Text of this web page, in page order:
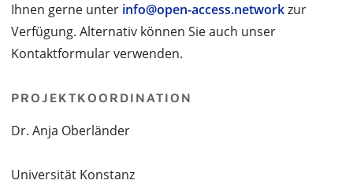
Ihnen gerne unter info@open-access.networkzur
Verfügung. Alternativ können Sie auch unser
Kontaktformular verwenden.
PROJEKTKOORDINATION
Dr. Anja Oberländer
Universität Konstanz